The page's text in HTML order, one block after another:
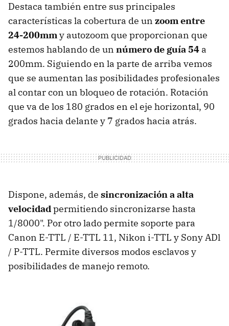
Destaca también entre sus principales
características la cobertura de un zoom entre
24-200mmy autozoom que proporcionan que
estemos hablando de un número de guía 54 a
200mm. Siguiendo en la parte de arriba vemos
que se aumentan las posibilidades profesionales
al contar con un bloqueo de rotación. Rotación
que va de los 180 grados en el eje horizontal, 90
grados hacia delante y 7 grados hacia atrás.
Dispone, además, de sincronización a alta
velocidadpermitiendo sincronizarse hasta
1/8000". Por otro lado permite soporte para
Canon E-TTL / E-TTL 11, Nikon i-TTL y Sony ADl
/ P-TTL. Permite diversos modos esclavos y
posibilidades de manejo remoto.